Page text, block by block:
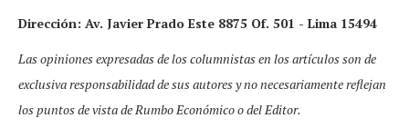
Dirección: Av. Javier Prado Este 8875 Of. 501 - Lima 15494
Las opiniones expresadas de los columnistas en los artículos son de
exclusiva responsabilidad de sus autores y no necesariamente reflejan
los puntos de vista de Rumbo Económico o del Editor.